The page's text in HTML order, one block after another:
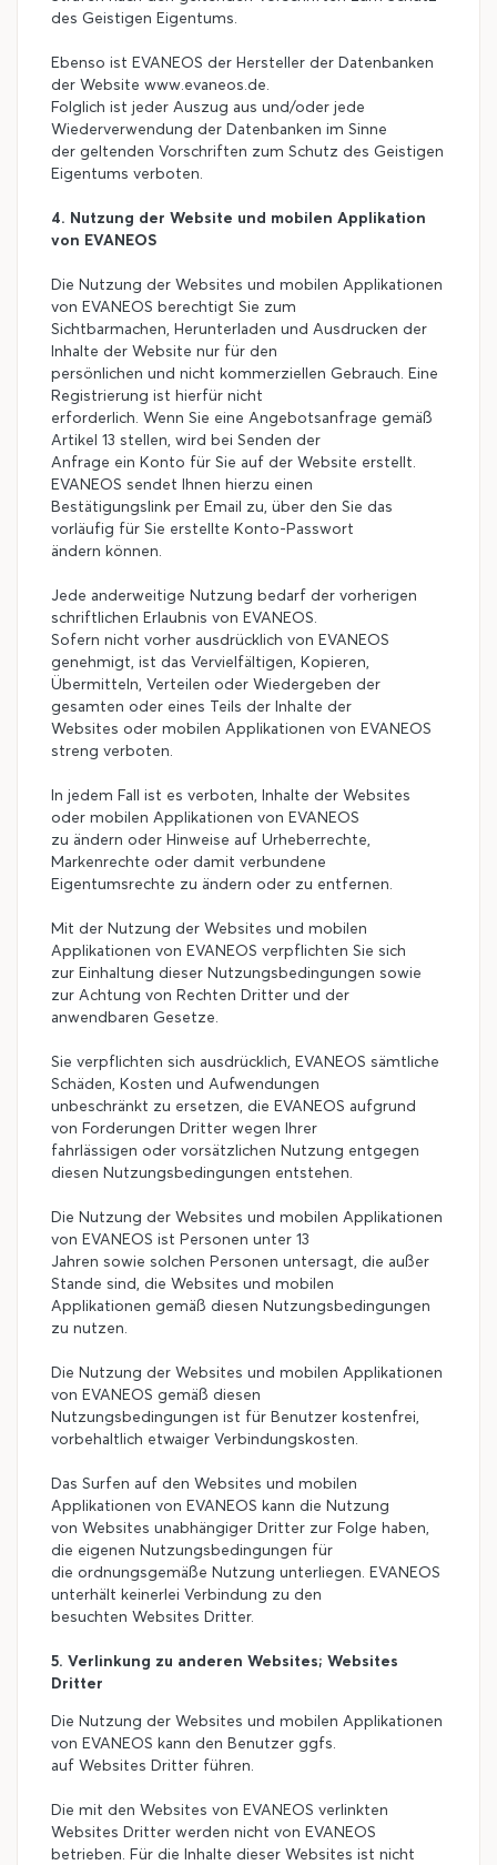
des Geistigen Eigentums.
Ebenso ist EVANEOS der Hersteller der Datenbanken
der Website www.evaneos.de.
Folglich ist jeder Auszug aus und/oder jede
Wiederverwendung der Datenbanken im Sinne
der geltenden Vorschriften zum Schutz des Geistigen
Eigentums verboten.
4. Nutzung der Website und mobilen Applikation
von EVANEOS
Die Nutzung der Websites und mobilen Applikationen
von EVANEOS berechtigt Sie zum
Sichtbarmachen, Herunterladen und Ausdrucken der
Inhalte der Website nur für den
persönlichen und nicht kommerziellen Gebrauch. Eine
Registrierung ist hierfür nicht
erforderlich. Wenn Sie eine Angebotsanfrage gemäß
Artikel 13 stellen, wird bei Senden der
Anfrage ein Konto für Sie auf der Website erstellt.
EVANEOS sendet Ihnen hierzu einen
Bestätigungslink per Email zu, über den Sie das
vorläufig für Sie erstellte Konto-Passwort
ändern können.
Jede anderweitige Nutzung bedarf der vorherigen
schriftlichen Erlaubnis von EVANEOS.
Sofern nicht vorher ausdrücklich von EVANEOS
genehmigt, ist das Vervielfältigen, Kopieren,
Übermitteln, Verteilen oder Wiedergeben der
gesamten oder eines Teils der Inhalte der
Websites oder mobilen Applikationen von EVANEOS
streng verboten.
In jedem Fall ist es verboten, Inhalte der Websites
oder mobilen Applikationen von EVANEOS
zu ändern oder Hinweise auf Urheberrechte,
Markenrechte oder damit verbundene
Eigentumsrechte zu ändern oder zu entfernen.
Mit der Nutzung der Websites und mobilen
Applikationen von EVANEOS verpflichten Sie sich
zur Einhaltung dieser Nutzungsbedingungen sowie
zur Achtung von Rechten Dritter und der
anwendbaren Gesetze.
Sie verpflichten sich ausdrücklich, EVANEOS sämtliche
Schäden, Kosten und Aufwendungen
unbeschränkt zu ersetzen, die EVANEOS aufgrund
von Forderungen Dritter wegen Ihrer
fahrlässigen oder vorsätzlichen Nutzung entgegen
diesen Nutzungsbedingungen entstehen.
Die Nutzung der Websites und mobilen Applikationen
von EVANEOS ist Personen unter 13
Jahren sowie solchen Personen untersagt, die außer
Stande sind, die Websites und mobilen
Applikationen gemäß diesen Nutzungsbedingungen
zu nutzen.
Die Nutzung der Websites und mobilen Applikationen
von EVANEOS gemäß diesen
Nutzungsbedingungen ist für Benutzer kostenfrei,
vorbehaltlich etwaiger Verbindungskosten.
Das Surfen auf den Websites und mobilen
Applikationen von EVANEOS kann die Nutzung
von Websites unabhängiger Dritter zur Folge haben,
die eigenen Nutzungsbedingungen für
die ordnungsgemäße Nutzung unterliegen. EVANEOS
unterhält keinerlei Verbindung zu den
besuchten Websites Dritter.
5. Verlinkung zu anderen Websites; Websites
Dritter
Die Nutzung der Websites und mobilen Applikationen
von EVANEOS kann den Benutzer ggfs.
auf Websites Dritter führen.
Die mit den Websites von EVANEOS verlinkten
Websites Dritter werden nicht von EVANEOS
betrieben. Für die Inhalte dieser Websites ist nicht